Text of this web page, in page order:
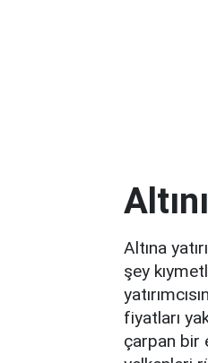
Altına
şey
fiyatları
çarpan bir